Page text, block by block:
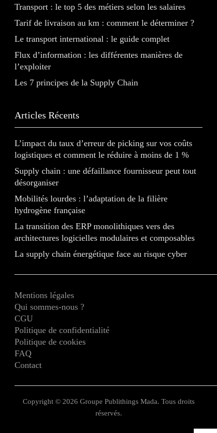
Transport : le top 5 des métiers selon les salaires
Tarif de livraison au km : comment le déterminer ?
Le transport international : le guide complet
Flux d’information : les différentes manières de
l’exploiter
Les 7 principes de la Supply Chain
Articles Récents
L’impact du taux d’erreur de picking sur vos coûts
logistiques et comment le réduire à moins de 1 %
Supply chain : une défaillance fournisseur peut tout
désorganiser
Mobilités lourdes : l’adaptation de la filière
hydrogène française
La transition des ERP monolithiques vers des
architectures logicielles modulaires et composables
La supply chain énergétique face au risque cyber
Mentions légales
Qui sommes-nous ?
CGU
Politique de confidentialité
Politique de cookies
FAQ
Contact
Copyright © 2026 Groupe Publithings Mada. Tous droits
réservés.